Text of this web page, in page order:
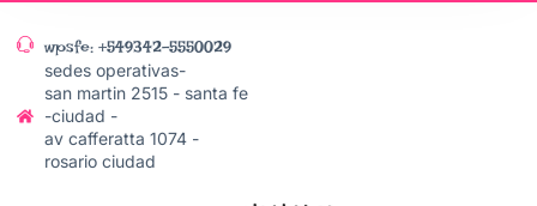
wpsfe: +549342-5550029
sedes operativas-
san martin 2515 - santa fe
-ciudad -
av cafferatta 1074 -
rosario ciudad